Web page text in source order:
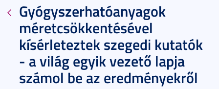
Gyógyszerhatóanyagok
méretcsökkentésével
kísérleteztek szegedi kutatók
- a világ egyik vezető lapja
számol be az eredményekről